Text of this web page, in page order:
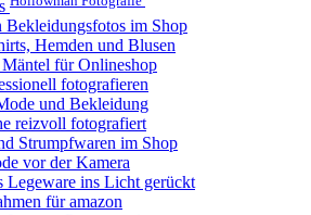
im Shop
Hemden und Blusen
Mäntel für Onlineshop
fotografieren
und Bekleidung
reizvoll fotografiert
Strumpfwaren im Shop
vor der Kamera
Legeware ins Licht gerückt
für amazon